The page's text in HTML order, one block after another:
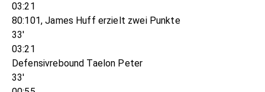
03:21
80:101, James Huff erzielt zwei Punkte
33'
03:21
Defensivrebound Taelon Peter
33'